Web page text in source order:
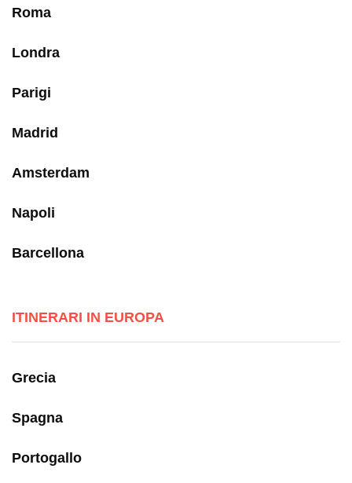
Roma
Londra
Parigi
Madrid
Amsterdam
Napoli
Barcellona
ITINERARI IN EUROPA
Grecia
Spagna
Portogallo